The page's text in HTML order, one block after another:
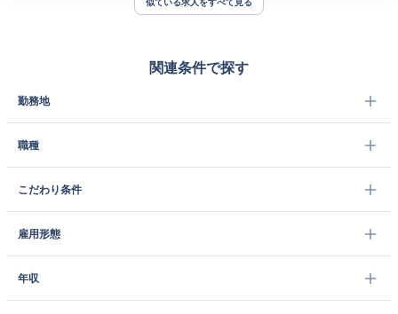
関連条件で探す
勤務地
職種
こだわり条件
雇用形態
年収